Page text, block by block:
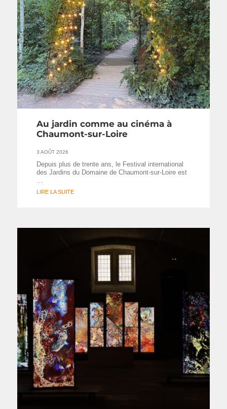
Au jardin comme au cinéma à
Chaumont-sur-Loire
3 AOÛT 2026
Depuis plus de trente ans, le Festival international
des Jardins du Domaine de Chaumont-sur-Loire est
LIRE LA SUITE